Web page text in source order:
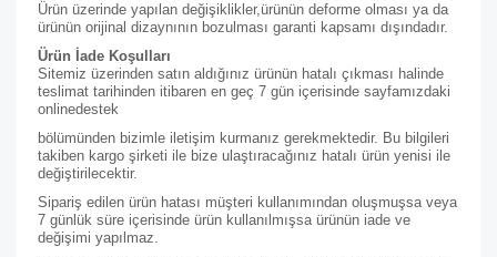
Ürün üzerinde yapılan değişiklikler,ürünün deforme olması ya da
ürünün orijinal dizaynının bozulması garanti kapsamı dışındadır.
Ürün İade Koşulları
Sitemiz üzerinden satın aldığınız ürünün hatalı çıkması halinde
teslimat tarihinden itibaren en geç 7 gün içerisinde sayfamızdaki
onlinedestek
bölümünden bizimle iletişim kurmanız gerekmektedir. Bu bilgileri
takiben kargo şirketi ile bize ulaştıracağınız hatalı ürün yenisi ile
değiştirilecektir.
Sipariş edilen ürün hatası müşteri kullanımından oluşmuşsa veya
7 günlük süre içerisinde ürün kullanılmışsa ürünün iade ve
değişimi yapılmaz.